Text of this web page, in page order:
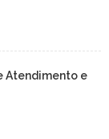
Atendimento e